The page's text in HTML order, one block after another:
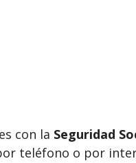
con la Seguridad
teléfono o por